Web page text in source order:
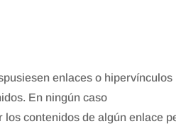
enlaces o
En ningún caso
contenidos de algún enlace